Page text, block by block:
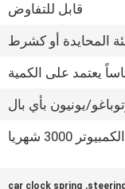
قابل للتفاوض
المحايدة أو كشرط
يونيون بأي بال
3000 شهريا
,
car clock spring